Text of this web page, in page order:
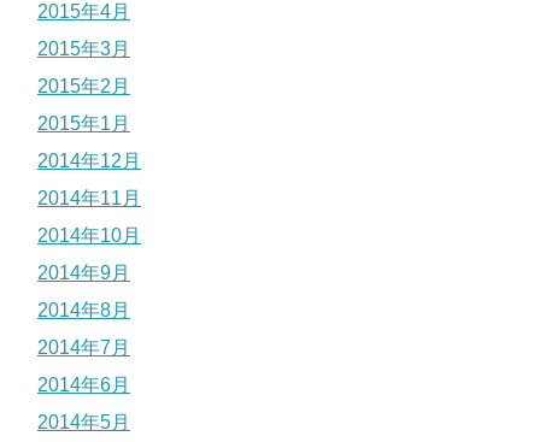
2015年4月
2015年3月
2015年2月
2015年1月
2014年12月
2014年11月
2014年10月
2014年9月
2014年8月
2014年7月
2014年6月
2014年5月